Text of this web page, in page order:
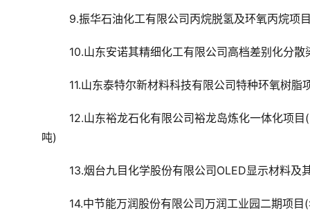
9.振华石油化工有限公司丙烷脱氢及环氧丙烷项
10.山东安诺其精细化工有限公司高档差别化分
11.山东泰特尔新材料科技有限公司特种环氧树
12.山东裕龙石化有限公司裕龙岛炼化一体化项
吨)
13.烟台九目化学股份有限公司OLED显示材料
14.中节能万润股份有限公司万润工业园二期项